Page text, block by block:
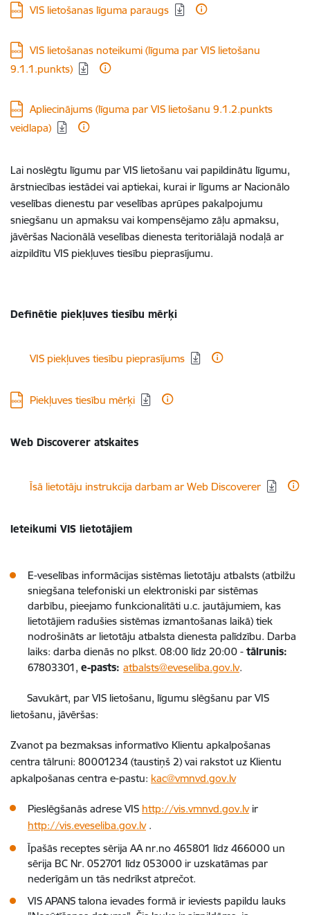
Lejupielādēt:
VIS lietošanas līguma paraugs
Lejupielādēt:
VIS lietošanas noteikumi (līguma par VIS lietošanu
9.1.1.punkts)
Lejupielādēt:
Apliecinājums (līguma par VIS lietošanu 9.1.2.punkts
veidlapa)
Lai noslēgtu līgumu par VIS lietošanu vai papildinātu līgumu,
ārstniecības iestādei vai aptiekai, kurai ir līgums ar Nacionālo
veselības dienestu par veselības aprūpes pakalpojumu
sniegšanu un apmaksu vai kompensējamo zāļu apmaksu,
jāvēršas Nacionālā veselības dienesta teritoriālajā nodaļā ar
aizpildītu VIS piekļuves tiesību pieprasījumu.
Definētie piekļuves tiesību mērķi
Lejupielādēt:
VIS piekļuves tiesību pieprasījums
Lejupielādēt:
Piekļuves tiesību mērķi
Web Discoverer atskaites
Lejupielādēt:
Īsā lietotāju instrukcija darbam ar Web Discoverer
Ieteikumi VIS lietotājiem
E-veselības informācijas sistēmas lietotāju atbalsts (atbilžu
sniegšana telefoniski un elektroniski par sistēmas
darbību, pieejamo funkcionalitāti u.c. jautājumiem, kas
lietotājiem radušies sistēmas izmantošanas laikā) tiek
nodrošināts ar lietotāju atbalsta dienesta palīdzību. Darba
laiks: darba dienās no plkst. 08:00 līdz 20:00 - tālrunis:
67803301, e-pasts: atbalsts@eveseliba.gov.lv.
Savukārt, par VIS lietošanu, līgumu slēgšanu par VIS
lietošanu, jāvēršas:
Zvanot pa bezmaksas informatīvo Klientu apkalpošanas
centra tālruni: 80001234 (taustiņš 2) vai rakstot uz Klientu
apkalpošanas centra e-pastu: kac@vmnvd.gov.lv
Pieslēgšanās adrese VIS http://vis.vmnvd.gov.lvir
http://vis.eveseliba.gov.lv.
Īpašās receptes sērija AA nr.no 465801 līdz 466000 un
sērija BC Nr. 052701 līdz 053000 ir uzskatāmas par
nederīgām un tās nedrīkst atprečot.
VIS APANS talona ievades formā ir ieviests papildu lauks